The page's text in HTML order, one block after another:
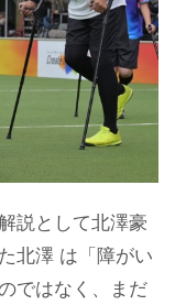
説として北澤豪
北澤 は「障がい
ではなく、まだ